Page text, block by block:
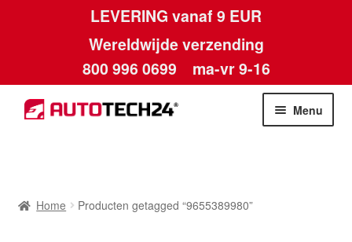
LEVERING vanaf 9 EUR
Wereldwijde verzending
800 996 0699 ma-vr 9-16
Ga
door
Ga
naar
Menu
Home Producten getagged “9655389980”